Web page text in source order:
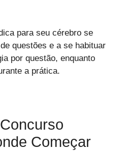
para seu cérebro se
questões e a se habituar
por questão, enquanto
a prática.
Começar